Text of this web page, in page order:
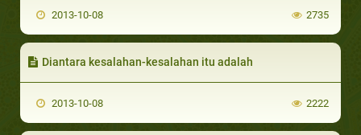
2013-10-08 2735
Diantara kesalahan-kesalahan itu adalah
2013-10-08 2222